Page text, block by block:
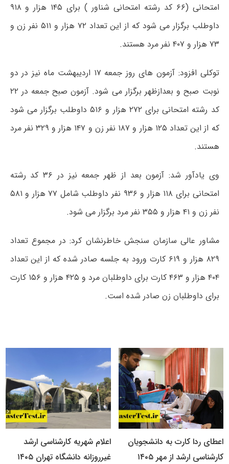
امتحانی (۶۶ کد رشته امتحانی شناور ) برای ۱۴۵ هزار و ۹۱۸
داوطلب برگزار می شود که از این تعداد ۷۲ هزار و ۵۱۱ نفر زن و
۷۳ هزار و ۴۰۷ نفر مرد هستند.
توکلی افزود: آزمون های روز جمعه ۱۷ اردیبهشت ماه نیز در دو
نوبت صبح و بعدازظهر برگزار می شود. آزمون صبح جمعه در ۲۲
کد رشته امتحانی برای ۲۷۲ هزار و ۵۱۶ داوطلب برگزار می شود
که از این تعداد ۱۲۵ هزار و ۱۸۷ نفر زن و ۱۴۷ هزار و ۳۲۹ نفر مرد
هستند.
وی یادآور شد: آزمون بعد از ظهر جمعه نیز در ۳۶ کد رشته
امتحانی برای ۱۱۸ هزار و ۹۳۶ نفر داوطلب شامل ۷۷ هزار و ۵۸۱
نفر زن و ۴۱ هزار و ۳۵۵ نفر مرد برگزار می شود.
مشاور عالی سازمان سنجش خاطرنشان کرد: در مجموع تعداد
۸۲۹ هزار و ۶۱۹ کارت ورود به جلسه صادر شده که از این تعداد
۴۰۴ هزار و ۴۶۳ کارت برای داوطلبان مرد و ۴۲۵ هزار و ۱۵۶ کارت
برای داوطلبان زن صادر شده است.
اعطای ردا کارت به دانشجویان
کارشناسی ارشد از مهر ۱۴۰۵
اعلام شهریه کارشناسی ارشد
غیرروزانه دانشگاه تهران ۱۴۰۵